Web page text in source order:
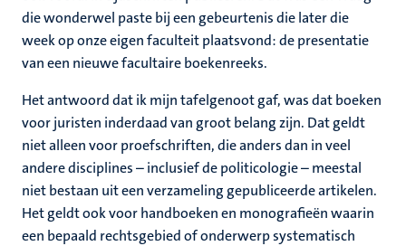
die wonderwel paste bij een gebeurtenis die later die
week op onze eigen faculteit plaatsvond: de presentatie
van een nieuwe facultaire boekenreeks.
Het antwoord dat ik mijn tafelgenoot gaf, was dat boeken
voor juristen inderdaad van groot belang zijn. Dat geldt
niet alleen voor proefschriften, die anders dan in veel
andere disciplines – inclusief de politicologie – meestal
niet bestaan uit een verzameling gepubliceerde artikelen.
Het geldt ook voor handboeken en monografieën waarin
een bepaald rechtsgebied of onderwerp systematisch